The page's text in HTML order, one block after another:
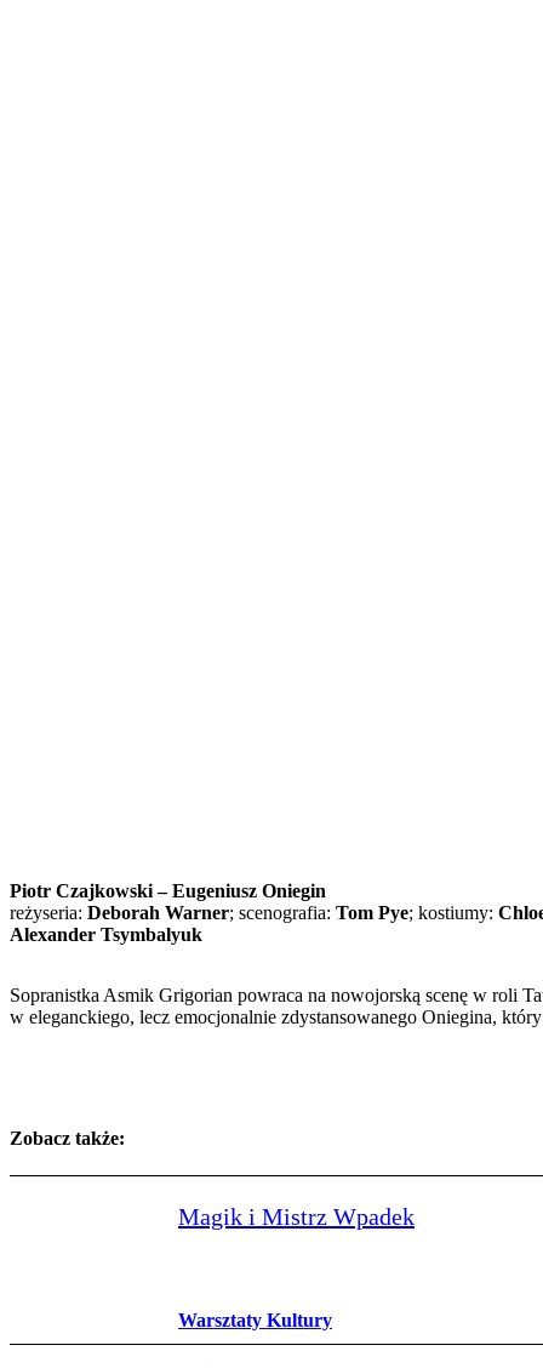
Piotr Czajkowski – Eugeniusz Oniegin
reżyseria: Deborah Warner; scenografia: Tom Pye; kostiumy:
Alexander Tsymbalyuk
Sopranistka Asmik Grigorian powraca na nowojorską scenę w roli
w eleganckiego, lecz emocjonalnie zdystansowanego Oniegina,
Zobacz także:
Magik i Mistrz Wpadek
Warsztaty Kultury